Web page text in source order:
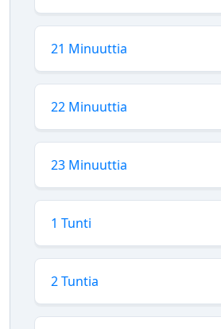
21 Minuuttia
22 Minuuttia
23 Minuuttia
1 Tunti
2 Tuntia